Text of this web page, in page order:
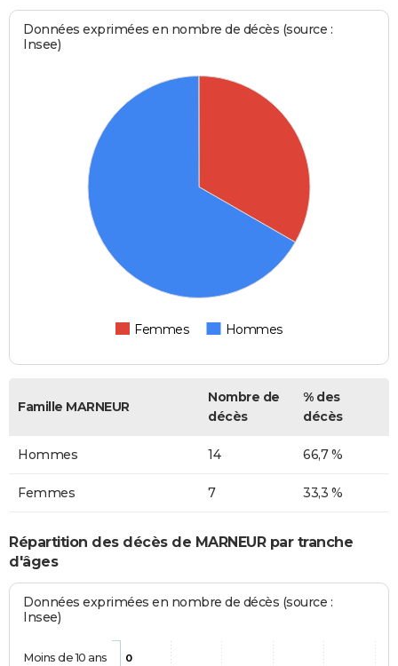
Données exprimées en nombre de décès (source :
Insee)
Femmes Hommes
Famille MARNEUR
Nombre de
décès
% des
décès
Hommes 14 66,7 %
Femmes 7 33,3 %
Répartition des décès de MARNEUR par tranche
d'âges
Données exprimées en nombre de décès (source :
Insee)
0
Moins de 10 ans